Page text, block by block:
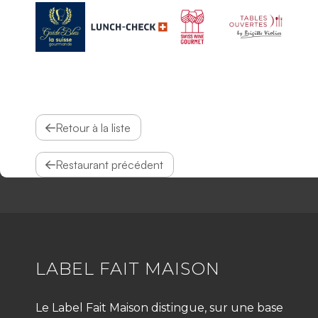
Retour à la liste
Restaurant précédent
LABEL FAIT MAISON
Le Label Fait Maison distingue, sur une base